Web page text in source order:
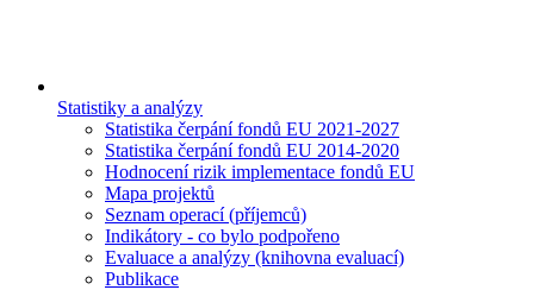
Statistiky a analýzy
Statistika čerpání fondů EU 2021-2027
Statistika čerpání fondů EU 2014-2020
Hodnocení rizik implementace fondů EU
Mapa projektů
Seznam operací (příjemců)
Indikátory - co bylo podpořeno
Evaluace a analýzy (knihovna evaluací)
Publikace